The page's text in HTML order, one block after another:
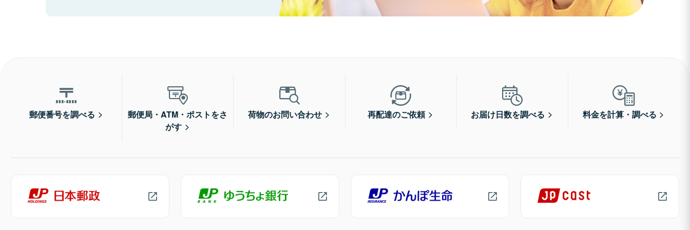
郵便番号を調べる
郵便局・ATM・ポストをさ
がす
荷物のお問い合わせ 再配達のご依頼 お届け日数を調べる 料金を計算・調べる